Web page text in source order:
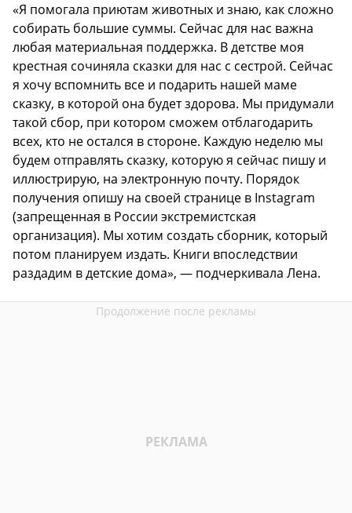
«Я помогала приютам животных и знаю, как сложно
собирать большие суммы. Сейчас для нас важна
любая материальная поддержка. В детстве моя
крестная сочиняла сказки для нас с сестрой. Сейчас
я хочу вспомнить все и подарить нашей маме
сказку, в которой она будет здорова. Мы придумали
такой сбор, при котором сможем отблагодарить
всех, кто не остался в стороне. Каждую неделю мы
будем отправлять сказку, которую я сейчас пишу и
иллюстрирую, на электронную почту. Порядок
получения опишу на своей странице в Instagram
(запрещенная в России экстремистская
организация). Мы хотим создать сборник, который
потом планируем издать. Книги впоследствии
раздадим в детские дома», — подчеркивала Лена.